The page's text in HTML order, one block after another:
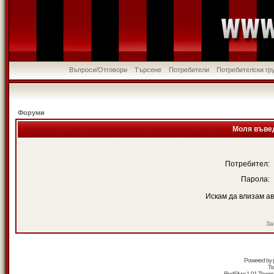
Въпроси/Отговори Търсене Потребители Потребителски
Форуми
Моля
Потребител:
Парола:
Искам да влизам
Powered by